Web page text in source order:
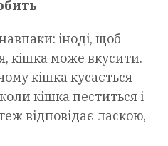
іноді, щоб
кішка може вкусити.
кішка кусається
кішка пеститься і
відповідає ласкою,